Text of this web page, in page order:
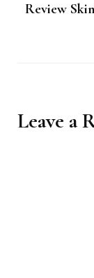
Review
Leave a